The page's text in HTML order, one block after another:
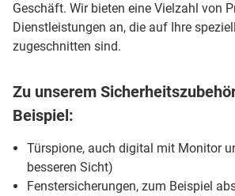
Geschäft. Wir bieten eine Vielzahl von
Dienstleistungen an, die auf Ihre
zugeschnitten sind.
Zu unserem
Beispiel:
Türspione, auch digital mit Monitor
besseren Sicht)
Fenstersicherungen, zum Beispiel